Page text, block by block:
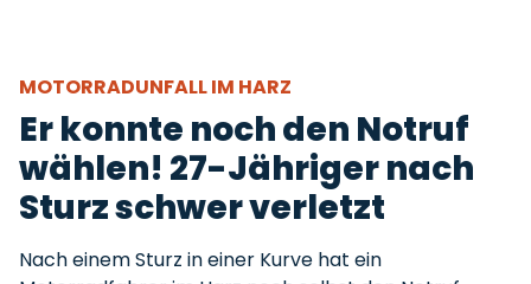
MOTORRADUNFALL IM HARZ
Er konnte noch den Notruf
wählen! 27-Jähriger nach
Sturz schwer verletzt
Nach einem Sturz in einer Kurve hat ein